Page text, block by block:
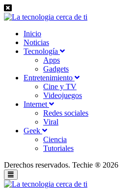
Inicio
Noticias
Tecnología
Apps
Gadgets
Entretenimiento
Cine y TV
Videojuegos
Internet
Redes sociales
Viral
Geek
Ciencia
Tutoriales
Derechos reservados. Techie ® 2026